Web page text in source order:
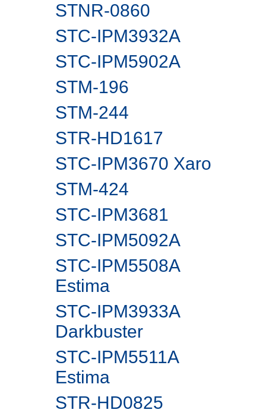
STNR-0860
STC-IPM3932A
STC-IPM5902А
STM-196
STM-244
STR-HD1617
STC-IPM3670 Xaro
STM-424
STC-IPM3681
STC-IPM5092A
STC-IPM5508A
Estima
STC-IPM3933A
Darkbuster
STC-IPM5511A
Estima
STR-HD0825